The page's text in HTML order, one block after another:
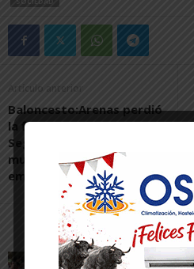
Artículo anterior
Baloncesto:Arenas perdió
la final de Junior de
Segunda en un partido
muy disputado y
emocionante
Artículos relacionados